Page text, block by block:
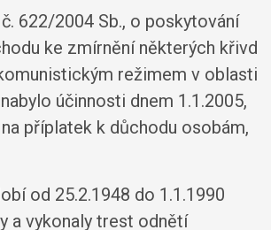
622/2004 Sb., o poskytování
ke zmírnění některých křivd
režimem v oblasti
účinnosti dnem 1.1.2005,
příplatek k důchodu osobám,
od 25.2.1948 do 1.1.1990
a vykonaly trest odnětí